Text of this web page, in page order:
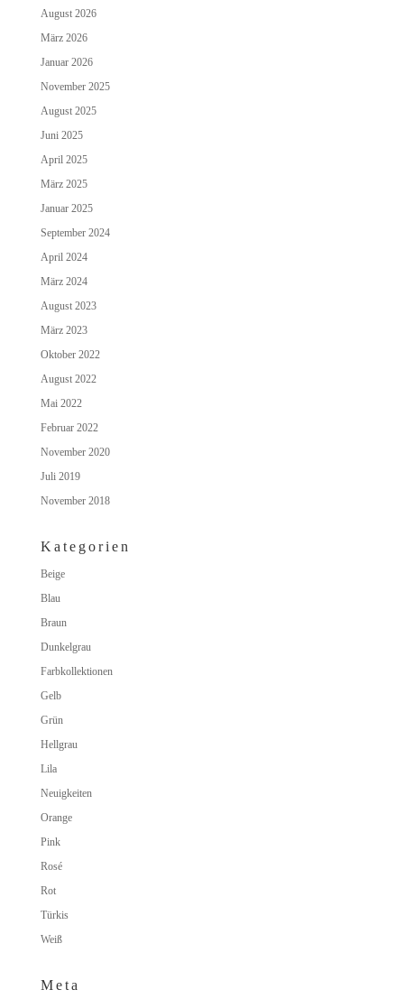
August 2026
März 2026
Januar 2026
November 2025
August 2025
Juni 2025
April 2025
März 2025
Januar 2025
September 2024
April 2024
März 2024
August 2023
März 2023
Oktober 2022
August 2022
Mai 2022
Februar 2022
November 2020
Juli 2019
November 2018
Kategorien
Beige
Blau
Braun
Dunkelgrau
Farbkollektionen
Gelb
Grün
Hellgrau
Lila
Neuigkeiten
Orange
Pink
Rosé
Rot
Türkis
Weiß
Meta